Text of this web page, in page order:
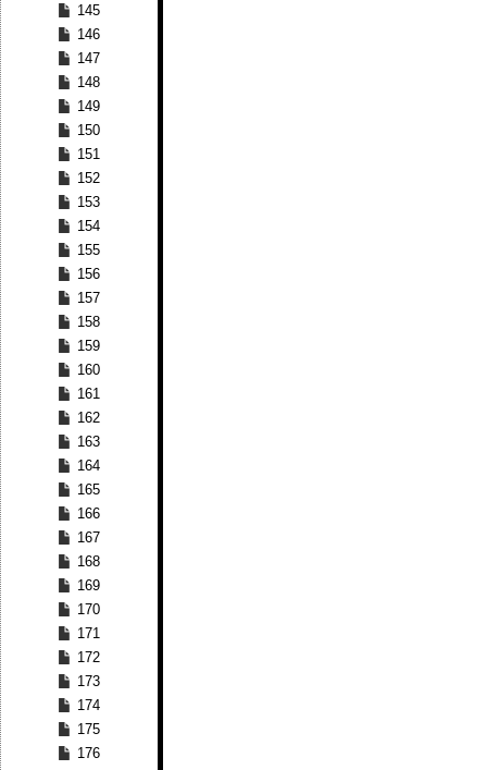
145
146
147
148
149
150
151
152
153
154
155
156
157
158
159
160
161
162
163
164
165
166
167
168
169
170
171
172
173
174
175
176